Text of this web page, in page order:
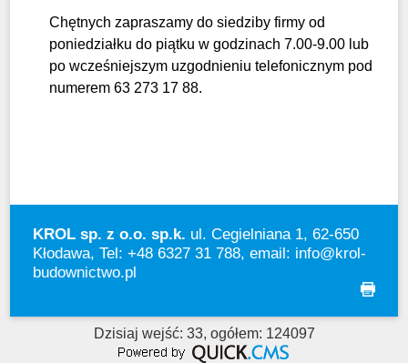
Chętnych zapraszamy do siedziby firmy od
poniedziałku do piątku w godzinach 7.00-9.00 lub
po wcześniejszym uzgodnieniu telefonicznym pod
numerem 63 273 17 88.
KROL sp. z o.o. sp.k. ul. Cegielniana 1, 62-650
Kłodawa, Tel: +48 6327 31 788, email: info@krol-
budownictwo.pl
drukuj
Dzisiaj wejść: 33, ogółem: 124097